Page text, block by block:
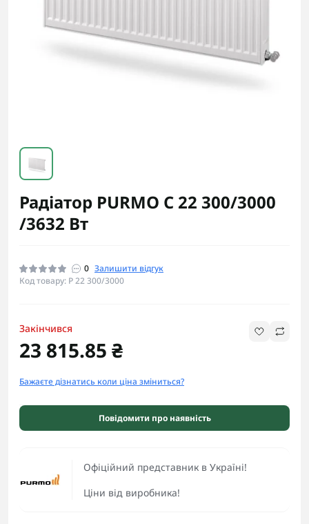
Радіатор PURMO C 22 300/3000
/3632 Вт
0 Залишити відгук
Код товару: P 22 300/3000
Офіційний представник в Україні!
Ціни від виробника!
Закінчився
23 815.85 ₴
Бажаєте дізнатись коли ціна зміниться?
Повідомити про наявність